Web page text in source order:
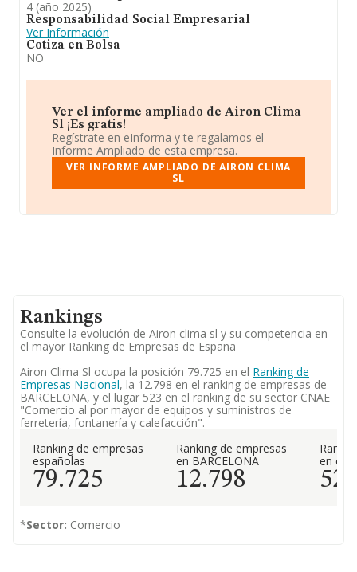
4 (año 2025)
Responsabilidad Social Empresarial
Ver Información
Cotiza en Bolsa
NO
Ver el informe ampliado de Airon Clima
Sl ¡Es gratis!
Regístrate en eInforma y te regalamos el
Informe Ampliado de esta empresa.
VER INFORME AMPLIADO DE AIRON CLIMA
SL
Rankings
Consulte la evolución de Airon clima sl y su competencia en
el mayor Ranking de Empresas de España
Airon Clima Sl ocupa la posición 79.725 en el Ranking de
Empresas Nacional, la 12.798 en el ranking de empresas de
BARCELONA, y el lugar 523 en el ranking de su sector CNAE
"Comercio al por mayor de equipos y suministros de
ferretería, fontanería y calefacción".
Ranking de empresas
españolas
79.725
Ranking de empresas
en BARCELONA
12.798
en el
523
*Sector: Comercio